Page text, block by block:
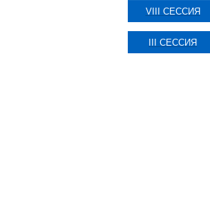
VIII СЕССИЯ
III СЕССИЯ